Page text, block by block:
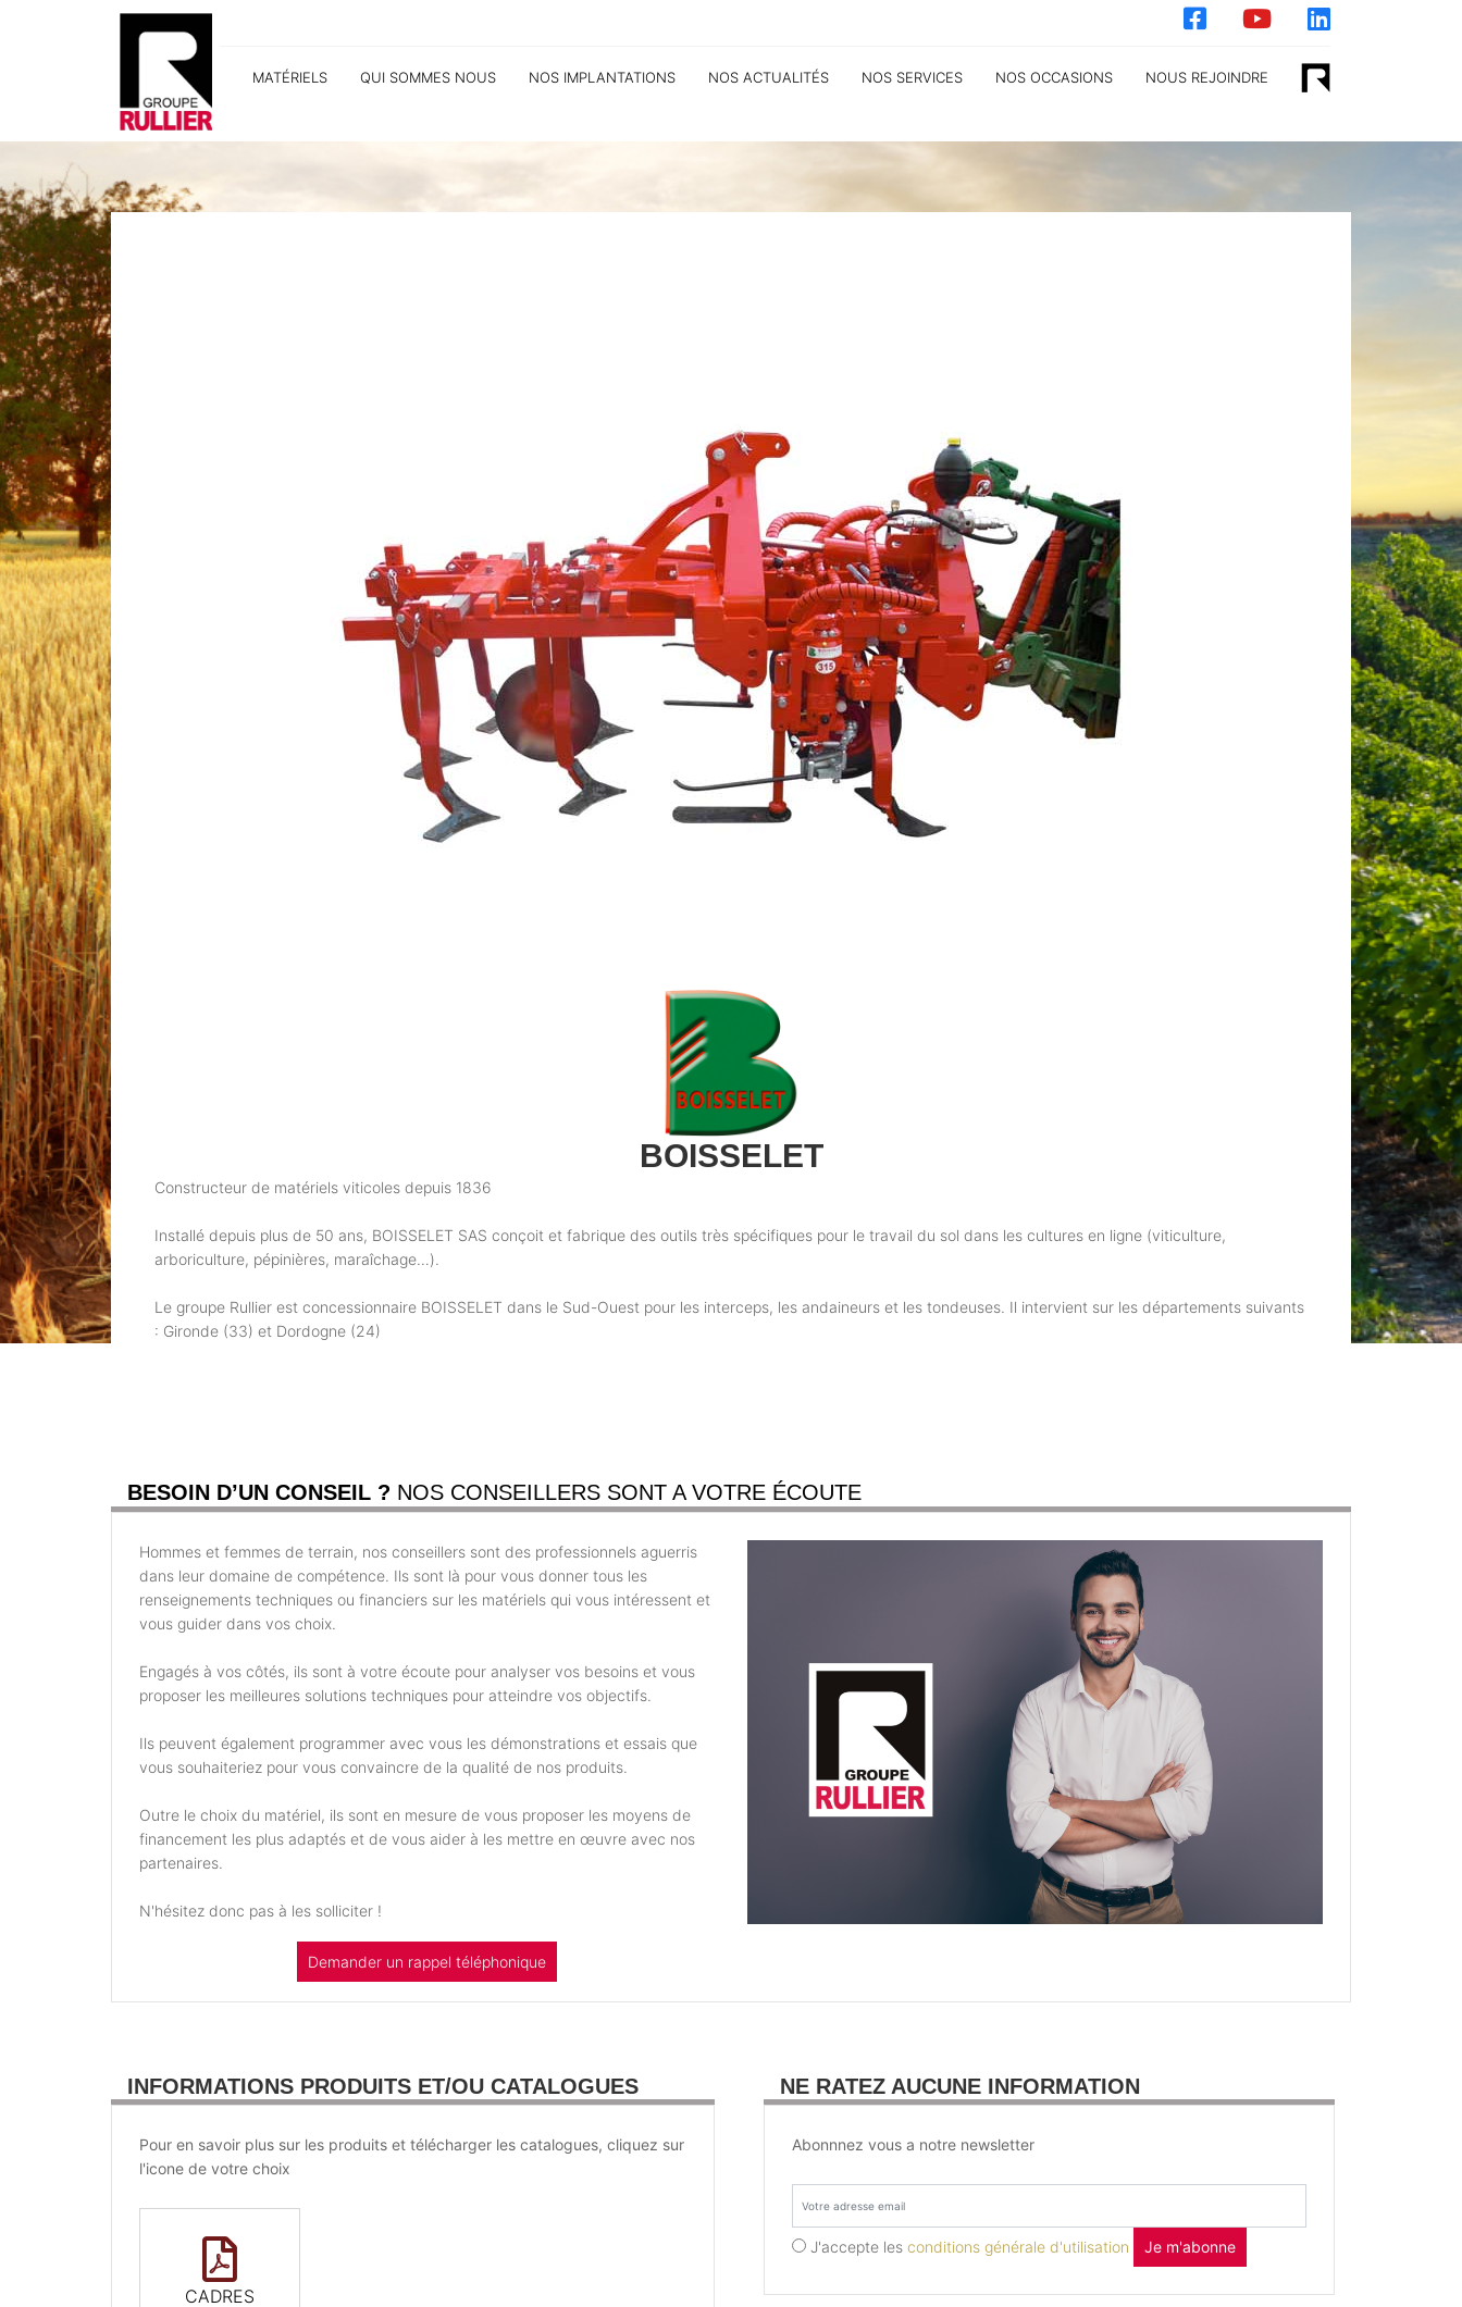
MATÉRIELS QUI SOMMES NOUS NOS IMPLANTATIONS NOS ACTUALITÉS NOS SERVICES NOS OCCASIONS NOUS REJOINDRE
BOISSELET
Constructeur de matériels viticoles depuis 1836
Installé depuis plus de 50 ans, BOISSELET SAS conçoit et fabrique des outils très spécifiques pour le travail du sol dans les cultures en ligne (viticulture,
arboriculture, pépinières, maraîchage…).
Le groupe Rullier est concessionnaire BOISSELET dans le Sud-Ouest pour les interceps, les andaineurs et les tondeuses. Il intervient sur les départements suivants
: Gironde (33) et Dordogne (24)
BESOIN D’UN CONSEIL ? NOS CONSEILLERS SONT A VOTRE ÉCOUTE
Hommes et femmes de terrain, nos conseillers sont des professionnels aguerris
dans leur domaine de compétence. Ils sont là pour vous donner tous les
renseignements techniques ou financiers sur les matériels qui vous intéressent et
vous guider dans vos choix.
Engagés à vos côtés, ils sont à votre écoute pour analyser vos besoins et vous
proposer les meilleures solutions techniques pour atteindre vos objectifs.
Ils peuvent également programmer avec vous les démonstrations et essais que
vous souhaiteriez pour vous convaincre de la qualité de nos produits.
Outre le choix du matériel, ils sont en mesure de vous proposer les moyens de
financement les plus adaptés et de vous aider à les mettre en œuvre avec nos
partenaires.
N'hésitez donc pas à les solliciter !
Demander un rappel téléphonique
INFORMATIONS PRODUITS ET/OU CATALOGUES
Pour en savoir plus sur les produits et télécharger les catalogues, cliquez sur
l'icone de votre choix
CADRES
NE RATEZ AUCUNE INFORMATION
Abonnnez vous a notre newsletter
J'accepte les conditions générale d'utilisation Je m'abonne